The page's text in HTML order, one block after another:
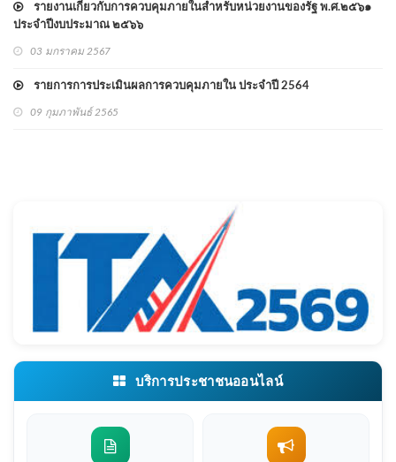
รายงานเกี่ยวกับการควบคุมภายในสำหรับหน่วยงานของรัฐ พ.ศ.๒๕๖๑
ประจำปีงบประมาณ ๒๕๖๖
03 มกราคม 2567
รายการการประเมินผลการควบคุมภายใน ประจำปี 2564
09 กุมภาพันธ์ 2565
บริการประชาชนออนไลน์